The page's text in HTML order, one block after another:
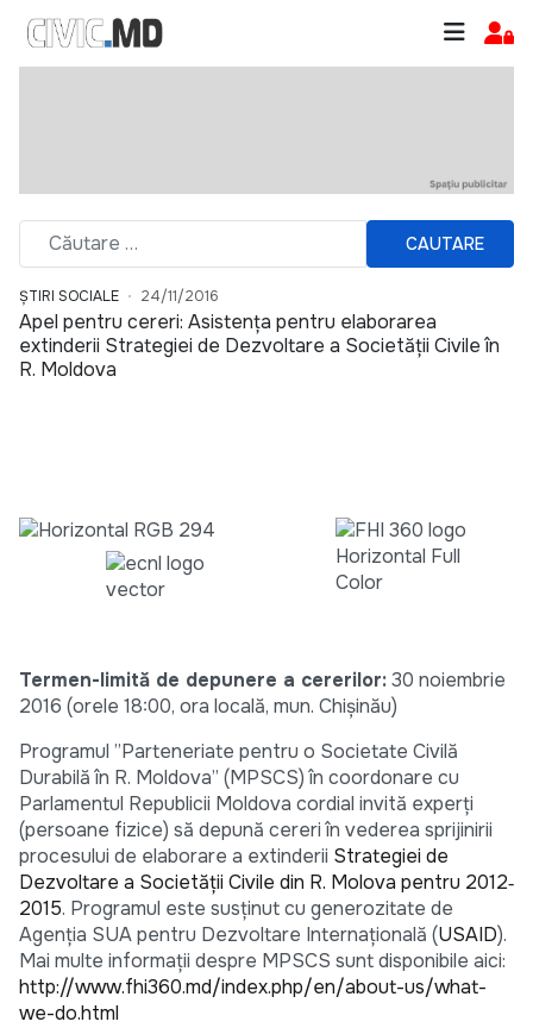
CAUTARE
ȘTIRI SOCIALE 24/11/2016
Apel pentru cereri: Asistența pentru elaborarea
extinderii Strategiei de Dezvoltare a Societății Civile în
R. Moldova
Termen-limită de depunere a cererilor:30 noiembrie
2016 (orele 18:00, ora locală, mun. Chișinău)
Programul ”Parteneriate pentru o Societate Civilă
Durabilă în R. Moldova” (MPSCS) în coordonare cu
Parlamentul Republicii Moldova cordial invită experți
(persoane fizice) să depună cereri în vederea sprijinirii
procesului de elaborare a extinderii Strategiei de
Dezvoltare a Societății Civile din R. Molova pentru 2012‐
2015. Programul este susținut cu generozitate de
Agenția SUA pentru Dezvoltare Internațională (USAID).
Mai multe informații despre MPSCS sunt disponibile aici:
http://www.fhi360.md/index.php/en/about-us/what-
we-do.html